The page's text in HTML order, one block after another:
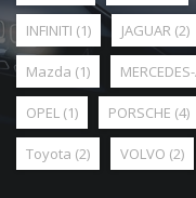
INFINITI (1) JAGUAR (2)
Mazda (1)
OPEL (1) PORSCHE (4)
Toyota (2) VOLVO (2)